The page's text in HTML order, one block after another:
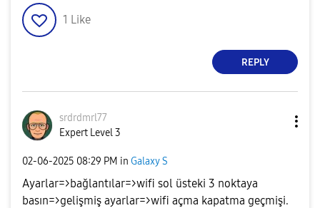
1 Like
REPLY
srdrdmrl77
Expert Level 3
‎02-06-2025 08:29 PM in Galaxy S
Ayarlar=>bağlantılar=>wifi sol üsteki 3 noktaya
basın=>gelişmiş ayarlar=>wifi açma kapatma geçmişi.